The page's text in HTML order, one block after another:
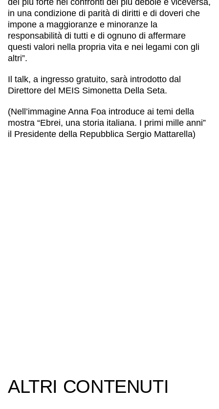
del più forte nei confronti del più debole e viceversa,
in una condizione di parità di diritti e di doveri che
impone a maggioranze e minoranze la
responsabilità di tutti e di ognuno di affermare
questi valori nella propria vita e nei legami con gli
altri”.
Il talk, a ingresso gratuito, sarà introdotto dal
Direttore del MEIS Simonetta Della Seta.
(Nell’immagine Anna Foa introduce ai temi della
mostra “Ebrei, una storia italiana. I primi mille anni”
il Presidente della Repubblica Sergio Mattarella)
ALTRI CONTENUTI